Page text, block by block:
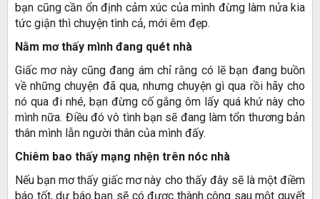
bạn cũng cần ổn định cảm xúc của mình đừng làm nửa kia
tức giận thì chuyện tình cả, mới êm đẹp.
Nằm mơ thấy mình đang quét nhà
Giấc mơ này cũng đang ám chỉ rằng có lẽ bạn đang buồn
về những chuyện đã qua, nhưng chuyện gì qua rồi hãy cho
nó qua đi nhé, bạn đừng cố gắng ôm lấy quá khứ này cho
mình nữa. Điều đó vô tình bạn sẽ đang làm tổn thương bản
thân mình lẫn người thân của mình đấy.
Chiêm bao thấy mạng nhện trên nóc nhà
Nếu bạn mơ thấy giấc mơ này cho thấy đây sẽ là một điềm
báo tốt, dự báo bạn sẽ có được thành công sau một quyết